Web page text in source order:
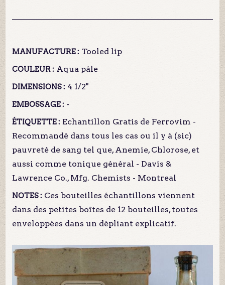
MANUFACTURE : Tooled lip
COULEUR : Aqua pâle
DIMENSIONS : 4 1/2"
EMBOSSAGE : -
ÉTIQUETTE : Echantillon Gratis de Ferrovim -
Recommandé dans tous les cas ou il y à (sic)
pauvreté de sang tel que, Anemie, Chlorose, et
aussi comme tonique général - Davis &
Lawrence Co., Mfg. Chemists - Montreal
NOTES : Ces bouteilles échantillons viennent
dans des petites boîtes de 12 bouteilles, toutes
enveloppées dans un dépliant explicatif.